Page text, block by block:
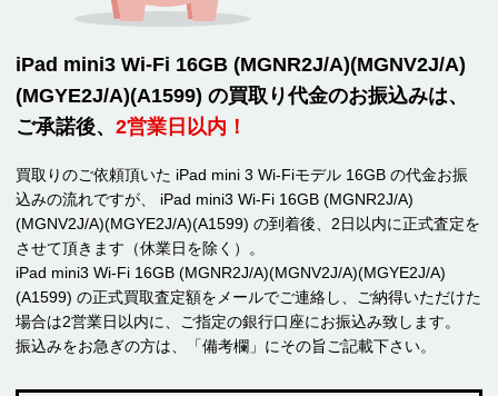
iPad mini3 Wi-Fi 16GB (MGNR2J/A)(MGNV2J/A)
(MGYE2J/A)(A1599) の買取り代金のお振込みは、
ご承諾後、 2営業日以内！
買取りのご依頼頂いた iPad mini 3 Wi-Fiモデル 16GB の代金お振
込みの流れですが、 iPad mini3 Wi-Fi 16GB (MGNR2J/A)
(MGNV2J/A)(MGYE2J/A)(A1599) の到着後、2日以内に正式査定を
させて頂きます（休業日を除く）。
iPad mini3 Wi-Fi 16GB (MGNR2J/A)(MGNV2J/A)(MGYE2J/A)
(A1599) の正式買取査定額をメールでご連絡し、ご納得いただけた
場合は2営業日以内に、ご指定の銀行口座にお振込み致します。
振込みをお急ぎの方は、「備考欄」にその旨ご記載下さい。